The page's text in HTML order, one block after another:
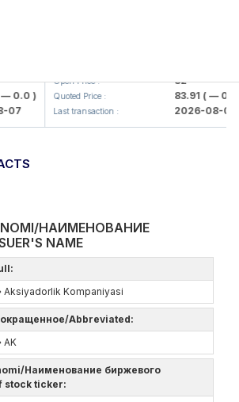
)
Open Price : 82
Quoted Price : 83.91( — 0.0 )
Last transaction : 2026-08-07
NOMI/НАИМЕНОВАНИЕ
NAME
Aksiyadorlik Kompaniyasi
Abbreviated:
AK
Наименование биржевого
stock ticker: